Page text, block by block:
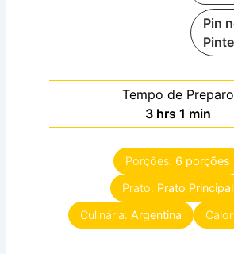
Pin
Tempo de Preparo
3horas
hrs 1 minute
min
Porções: 6 porções
Prato: Prato Principal
Culinária: Argentina